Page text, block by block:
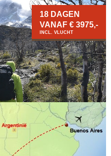
18 DAGEN
VANAF € 3975,-
INCL. VLUCHT